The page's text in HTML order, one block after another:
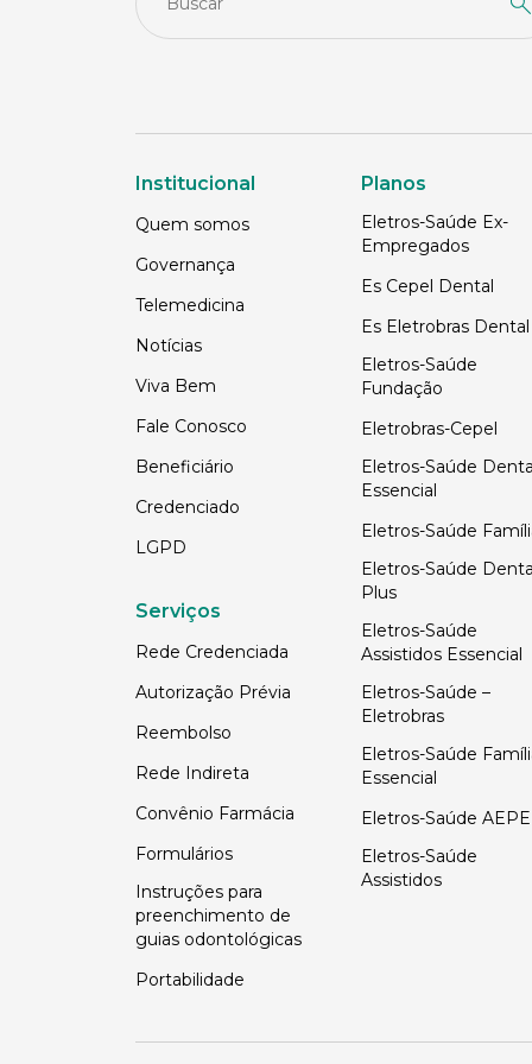
Institucional
Quem somos
Governança
Telemedicina
Notícias
Viva Bem
Fale Conosco
Beneficiário
Credenciado
LGPD
Serviços
Rede Credenciada
Autorização Prévia
Reembolso
Rede Indireta
Convênio Farmácia
Formulários
Instruções para
preenchimento de
guias odontológicas
Portabilidade
Planos
Eletros-Saúde Ex-
Empregados
Es Cepel Dental
Es Eletrobras Dental
Eletros-Saúde
Fundação
Eletrobras-Cepel
Eletros-Saúde
Essencial
Eletros-Saúde
Eletros-Saúde
Plus
Eletros-Saúde
Assistidos Essencial
Eletros-Saúde –
Eletrobras
Eletros-Saúde
Essencial
Eletros-Saúde AEPE
Eletros-Saúde
Assistidos